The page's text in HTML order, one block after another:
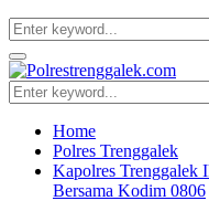
Search
for:
Facebook
Twitter
Youtube
Primary
Menu
Search
for:
Home
Polres Trenggalek
Kapolres Trenggalek
Bersama Kodim 0806